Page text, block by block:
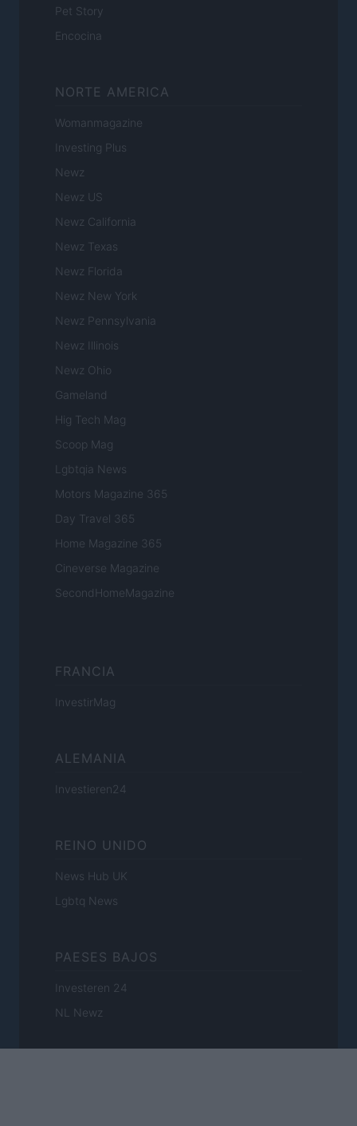
Pet Story
Encocina
NORTE AMERICA
Womanmagazine
Investing Plus
Newz
Newz US
Newz California
Newz Texas
Newz Florida
Newz New York
Newz Pennsylvania
Newz Illinois
Newz Ohio
Gameland
Hig Tech Mag
Scoop Mag
Lgbtqia News
Motors Magazine 365
Day Travel 365
Home Magazine 365
Cineverse Magazine
SecondHomeMagazine
FRANCIA
InvestirMag
ALEMANIA
Investieren24
REINO UNIDO
News Hub UK
Lgbtq News
PAESES BAJOS
Investeren 24
NL Newz